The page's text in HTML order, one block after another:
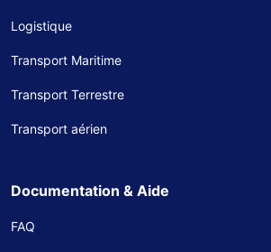
Logistique
Transport Maritime
Transport Terrestre
Transport aérien
Documentation & Aide
FAQ